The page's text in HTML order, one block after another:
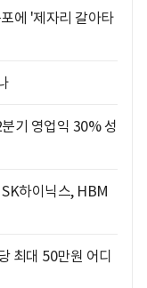
에 '제자리 갈아타
기 영업익 30% 성
하이닉스, HBM
최대 50만원 어디